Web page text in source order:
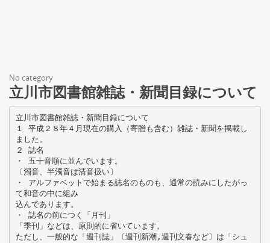
No category
立川市図書館雑誌・新聞目録について
立川市図書館雑誌・新聞目録について
１ 平成２８年４月現在の購入（寄贈も含む）雑誌・新聞を掲載し
ました。
２ 誌名
・ 五十音順に並んでいます。
〔濁音、半濁音は清音扱い〕
・ アルファベットで始まる誌名のものも、通常の読みにしたがっ
て和音の中に組み
込んであります。
・ 誌名の前につく「月刊」
「季刊」などは、原則的に省いています。
ただし、一般的な「週刊誌」〔週刊新潮,週刊文春など〕は「シュ